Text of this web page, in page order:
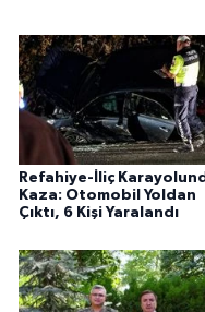
Refahiye-İliç
Kaza: Otomobil Yoldan
Çıktı, 6 Kişi Yaralandı